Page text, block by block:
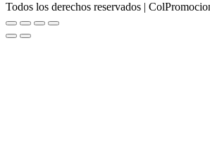
Todos los derechos reservados |